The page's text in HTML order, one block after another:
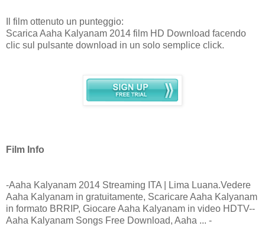
Il film ottenuto un punteggio:
Scarica Aaha Kalyanam 2014 film HD Download facendo
clic sul pulsante download in un solo semplice click.
Film Info
-Aaha Kalyanam 2014 Streaming ITA | Lima Luana.Vedere
Aaha Kalyanam in gratuitamente, Scaricare Aaha Kalyanam
in formato BRRIP, Giocare Aaha Kalyanam in video HDTV--
Aaha Kalyanam Songs Free Download, Aaha ... -